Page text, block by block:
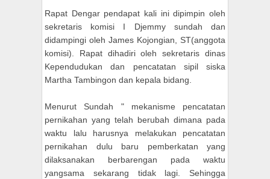
Rapat Dengar pendapat kali ini dipimpin oleh
sekretaris komisi I Djemmy sundah dan
didampingi oleh James Kojongian, ST(anggota
komisi). Rapat dihadiri oleh sekretaris dinas
Kependudukan dan pencatatan sipil siska
Martha Tambingon dan kepala bidang.
Menurut Sundah " mekanisme pencatatan
pernikahan yang telah berubah dimana pada
waktu lalu harusnya melakukan pencatatan
pernikahan dulu baru pemberkatan yang
dilaksanakan berbarengan pada waktu
yangsama sekarang tidak lagi. Sehingga